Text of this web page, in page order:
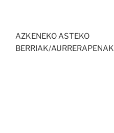
AZKENEKO ASTEKO
BERRIAK/AURRERAPENAK